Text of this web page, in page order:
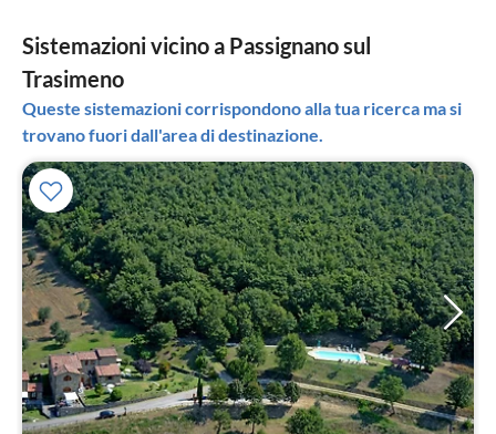
Sistemazioni vicino a Passignano sul
Trasimeno
Queste sistemazioni corrispondono alla tua ricerca ma si
trovano fuori dall'area di destinazione.